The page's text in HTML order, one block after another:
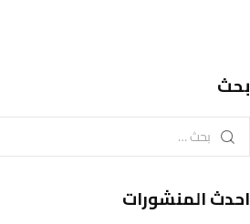
بحث
احدث المنشورات